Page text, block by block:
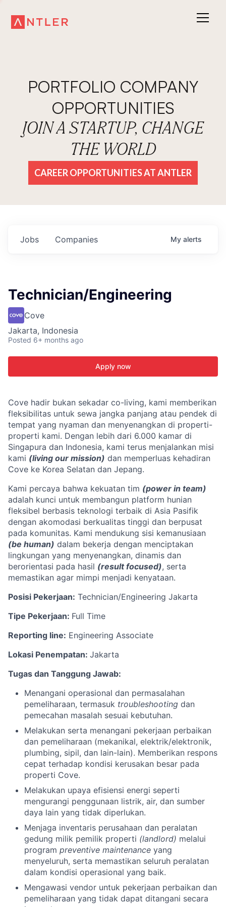
PORTFOLIO COMPANY
OPPORTUNITIES
JOIN A STARTUP, CHANGE
THE WORLD
CAREER OPPORTUNITIES AT ANTLER
Jobs Companies My alerts
Technician/Engineering
Cove
Jakarta, Indonesia
Posted 6+ months ago
Apply now
Cove hadir bukan sekadar co-living, kami memberikan
fleksibilitas untuk sewa jangka panjang atau pendek di
tempat yang nyaman dan menyenangkan di properti-
properti kami. Dengan lebih dari 6.000 kamar di
Singapura dan Indonesia, kami terus menjalankan misi
kami (living our mission) dan memperluas kehadiran
Cove ke Korea Selatan dan Jepang.
Kami percaya bahwa kekuatan tim (power in team)
adalah kunci untuk membangun platform hunian
fleksibel berbasis teknologi terbaik di Asia Pasifik
dengan akomodasi berkualitas tinggi dan berpusat
pada komunitas. Kami mendukung sisi kemanusiaan
(be human) dalam bekerja dengan menciptakan
lingkungan yang menyenangkan, dinamis dan
berorientasi pada hasil (result focused), serta
memastikan agar mimpi menjadi kenyataan.
Posisi Pekerjaan: Technician/Engineering Jakarta
Tipe Pekerjaan: Full Time
Reporting line: Engineering Associate
Lokasi Penempatan: Jakarta
Tugas dan Tanggung Jawab:
Menangani operasional dan permasalahan
pemeliharaan, termasuk troubleshooting dan
pemecahan masalah sesuai kebutuhan.
Melakukan serta menangani pekerjaan perbaikan
dan pemeliharaan (mekanikal, elektrik/elektronik,
plumbing, sipil, dan lain-lain). Memberikan respons
cepat terhadap kondisi kerusakan besar pada
properti Cove.
Melakukan upaya efisiensi energi seperti
mengurangi penggunaan listrik, air, dan sumber
daya lain yang tidak diperlukan.
Menjaga inventaris perusahaan dan peralatan
gedung milik pemilik properti (landlord) melalui
program preventive maintenance yang
menyeluruh, serta memastikan seluruh peralatan
dalam kondisi operasional yang baik.
Mengawasi vendor untuk pekerjaan perbaikan dan
pemeliharaan yang tidak dapat ditangani secara